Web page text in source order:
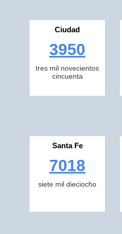
Ciudad
3950
tres mil novecientos
cincuenta
Santa Fe
7018
siete mil dieciocho